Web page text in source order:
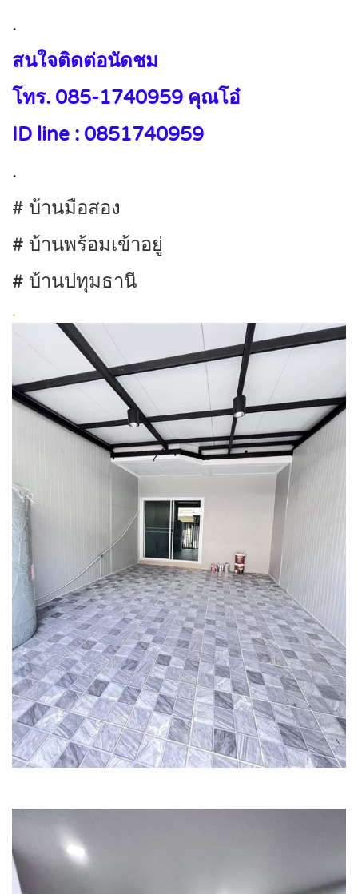
.
สนใจติดต่อนัดชม
โทร. 085-1740959 คุณโอ๋
ID line : 0851740959
.
# บ้านมือสอง
# บ้านพร้อมเข้าอยู่
# บ้านปทุมธานี
.